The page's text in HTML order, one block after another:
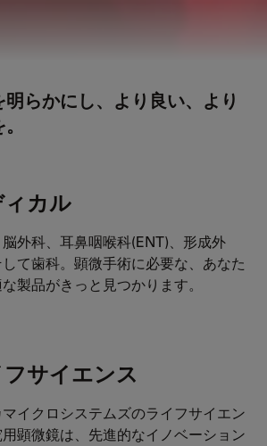
明らかにし、より良い、より
ィカル
外科、耳鼻咽喉科(ENT)、形成外
て歯科。顕微手術に必要な、あなた
製品がきっと見つかります。
サイエンス
マイクロシステムズのライフサイエン
用顕微鏡は、先進的なイノベーション